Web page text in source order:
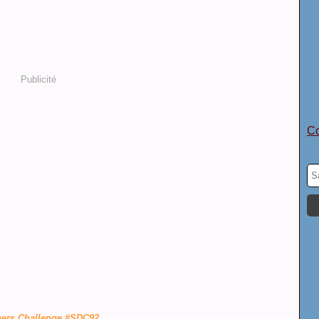
Publicité